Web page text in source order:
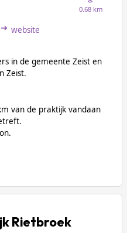
0.68 km
website
in de gemeente Zeist en
Zeist.
van de praktijk vandaan
Rietbroek